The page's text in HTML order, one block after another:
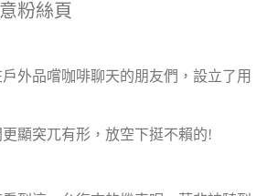
粉絲頁
外品嚐咖啡聊天的朋友們，設立了用
顯突兀有形，放空下挺不賴的!